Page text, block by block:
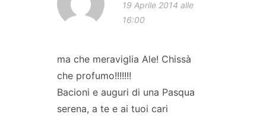
19 Aprile 2014 alle
16:00
ma che meraviglia Ale! Chissà
che profumo!!!!!!!
Bacioni e auguri di una Pasqua
serena, a te e ai tuoi cari